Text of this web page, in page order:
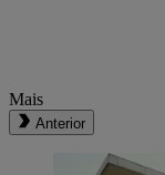
Mais
Anterior